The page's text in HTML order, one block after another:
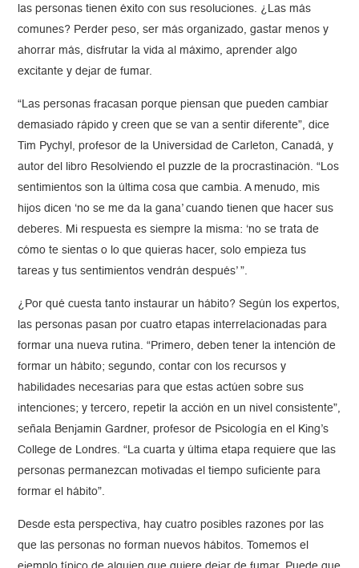
las personas tienen éxito con sus resoluciones. ¿Las más
comunes? Perder peso, ser más organizado, gastar menos y
ahorrar más, disfrutar la vida al máximo, aprender algo
excitante y dejar de fumar.
“Las personas fracasan porque piensan que pueden cambiar
demasiado rápido y creen que se van a sentir diferente”, dice
Tim Pychyl, profesor de la Universidad de Carleton, Canadá, y
autor del libro Resolviendo el puzzle de la procrastinación. “Los
sentimientos son la última cosa que cambia. A menudo, mis
hijos dicen ‘no se me da la gana’ cuando tienen que hacer sus
deberes. Mi respuesta es siempre la misma: ‘no se trata de
cómo te sientas o lo que quieras hacer, solo empieza tus
tareas y tus sentimientos vendrán después’ ”.
¿Por qué cuesta tanto instaurar un hábito? Según los expertos,
las personas pasan por cuatro etapas interrelacionadas para
formar una nueva rutina. “Primero, deben tener la intención de
formar un hábito; segundo, contar con los recursos y
habilidades necesarias para que estas actúen sobre sus
intenciones; y tercero, repetir la acción en un nivel consistente”,
señala Benjamin Gardner, profesor de Psicología en el King’s
College de Londres. “La cuarta y última etapa requiere que las
personas permanezcan motivadas el tiempo suficiente para
formar el hábito”.
Desde esta perspectiva, hay cuatro posibles razones por las
que las personas no forman nuevos hábitos. Tomemos el